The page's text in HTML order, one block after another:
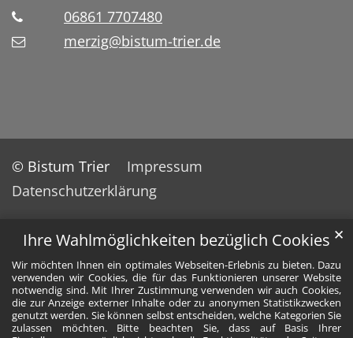
Ihre Wahlmöglichkeiten bezüglich Cookies
Wir möchten Ihnen ein optimales Webseiten-Erlebnis zu bieten. Dazu
verwenden wir Cookies, die für das Funktionieren unserer Website
notwendig sind. Mit Ihrer Zustimmung verwenden wir auch Cookies,
die zur Anzeige externer Inhalte oder zu anonymen Statistikzwecken
genutzt werden. Sie können selbst entscheiden, welche Kategorien Sie
zulassen möchten. Bitte beachten Sie, dass auf Basis Ihrer
✕
06861 7707480
merzig@bistum-trier.de
© Bistum Trier
Impressum
Datenschutzerklärung